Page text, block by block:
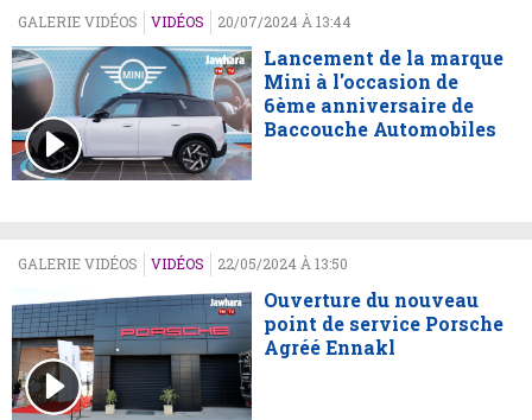
GALERIE VIDÉOS VIDÉOS 20/07/2024 À 13:44
Lancement de la marque
Mini à l'occasion de
6ème anniversaire de
Baccouche Automobiles
GALERIE VIDÉOS VIDÉOS 22/05/2024 À 13:50
Ouverture du nouveau
point de service Porsche
Agréé Ennakl